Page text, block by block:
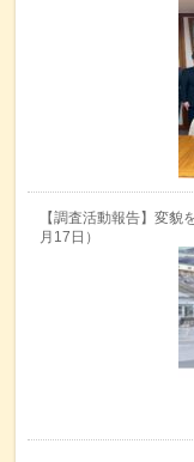
【調査活動報告】変
月17日）